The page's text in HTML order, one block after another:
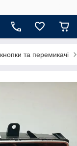
та перемикачі